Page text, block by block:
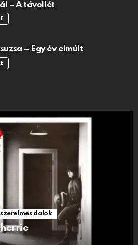
– A távollét
– Egy év elmúlt
dalok